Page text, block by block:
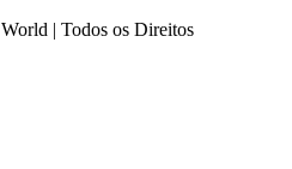
| Todos os Direitos